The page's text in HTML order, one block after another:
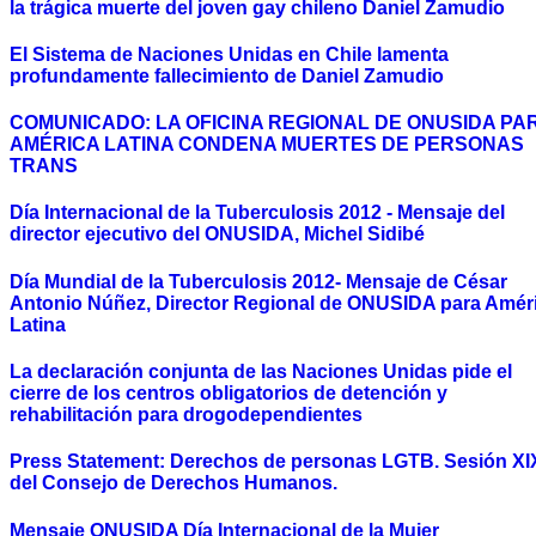
la trágica muerte del joven gay chileno Daniel Zamudio
El Sistema de Naciones Unidas en Chile lamenta
profundamente fallecimiento de Daniel Zamudio
COMUNICADO: LA OFICINA REGIONAL DE ONUSIDA
AMÉRICA LATINA CONDENA MUERTES DE PERSONAS
TRANS
Día Internacional de la Tuberculosis 2012 - Mensaje del
director ejecutivo del ONUSIDA, Michel Sidibé
Día Mundial de la Tuberculosis 2012- Mensaje de César
Antonio Núñez, Director Regional de ONUSIDA para
Latina
La declaración conjunta de las Naciones Unidas pide el
cierre de los centros obligatorios de detención y
rehabilitación para drogodependientes
Press Statement: Derechos de personas LGTB. Sesión
del Consejo de Derechos Humanos.
Mensaje ONUSIDA Día Internacional de la Mujer